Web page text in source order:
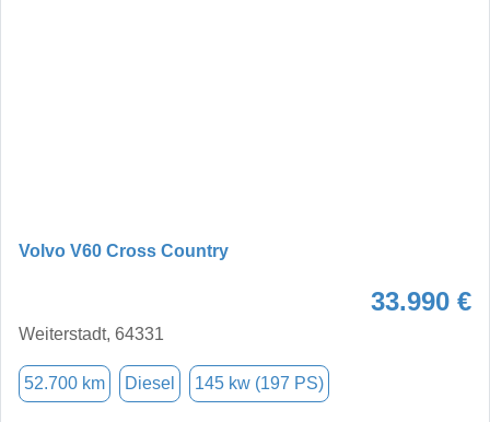
Volvo V60 Cross Country
33.990 €
Weiterstadt, 64331
52.700 km Diesel 145 kw (197 PS)